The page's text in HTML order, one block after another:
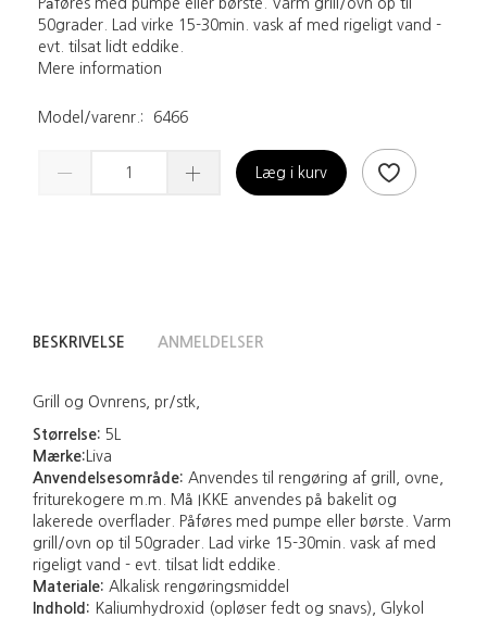
50grader. Lad virke 15-30min. vask af med rigeligt vand -
evt. tilsat lidt eddike.
Mere information
Model/varenr.: 6466
Læg i kurv
BESKRIVELSE ANMELDELSER
Grill og Ovnrens, pr/stk,
Størrelse: 5L
Mærke: Liva
Anvendelsesområde: Anvendes til rengøring af grill, ovne,
friturekogere m.m. Må IKKE anvendes på bakelit og
lakerede overflader. Påføres med pumpe eller børste. Varm
grill/ovn op til 50grader. Lad virke 15-30min. vask af med
rigeligt vand - evt. tilsat lidt eddike.
Materiale: Alkalisk rengøringsmiddel
Indhold: Kaliumhydroxid (opløser fedt og snavs), Glykol